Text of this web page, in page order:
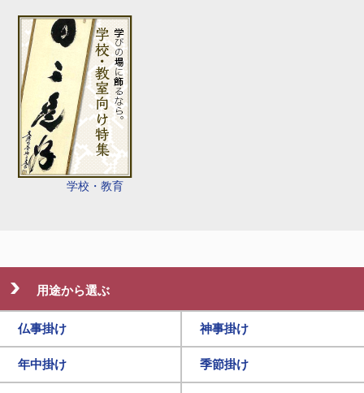
学校・教育
用途から選ぶ
仏事掛け 神事掛け
年中掛け 季節掛け